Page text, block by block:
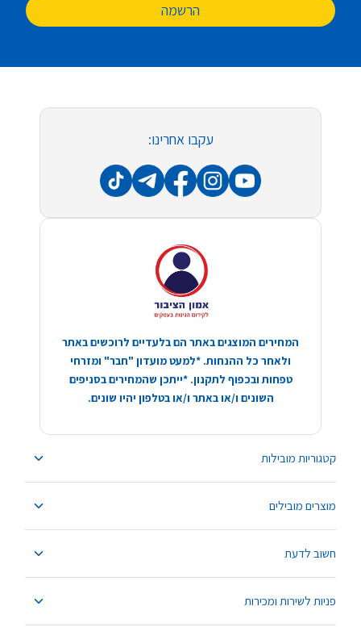
הרשמה
קטגוריות מובילות
מוצרים מובילים
חשוב לדעת
פניות לשירות ומכירות
עקבו אחרינו:
המחירים המוצגים באתר הם בלעדיים לרוכשים באתר
ולאחר כל ההנחות. *למעט מועדון "חבר" ומזרחי
טפחות ובכפוף לתקנון. *ייתכן שהמחירים בסניפים
השונים ו/או באתר ו/או בטלפון יהיו שונים.